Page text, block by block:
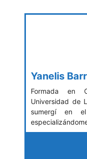
Yanelis
Formada en
Universidad de
sumergí en